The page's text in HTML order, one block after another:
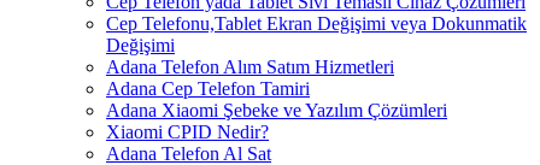
Cep Telefonu,Tablet Ekran Değişimi veya Dokunmatik
Değişimi
Adana Telefon Alım Satım Hizmetleri
Adana Cep Telefon Tamiri
Adana Xiaomi Şebeke ve Yazılım Çözümleri
Xiaomi CPID Nedir?
Adana Telefon Al Sat